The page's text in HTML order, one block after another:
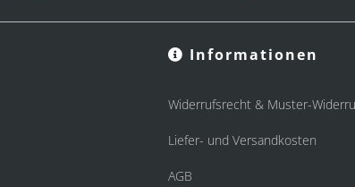
Informationen
Widerrufsrecht & Muster-
Liefer- und Versandkosten
AGB